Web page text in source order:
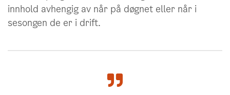
innhold avhengig av når på døgnet eller når i
sesongen de er i drift.